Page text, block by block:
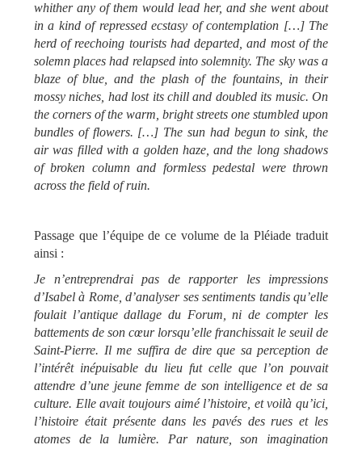
whither any of them would lead her, and she went about
in a kind of repressed ecstasy of contemplation […] The
herd of reechoing tourists had departed, and most of the
solemn places had relapsed into solemnity. The sky was a
blaze of blue, and the plash of the fountains, in their
mossy niches, had lost its chill and doubled its music. On
the corners of the warm, bright streets one stumbled upon
bundles of flowers. […] The sun had begun to sink, the
air was filled with a golden haze, and the long shadows
of broken column and formless pedestal were thrown
across the field of ruin.
Passage que l’équipe de ce volume de la Pléiade traduit
ainsi :
Je n’entreprendrai pas de rapporter les impressions
d’Isabel à Rome, d’analyser ses sentiments tandis qu’elle
foulait l’antique dallage du Forum, ni de compter les
battements de son cœur lorsqu’elle franchissait le seuil de
Saint-Pierre. Il me suffira de dire que sa perception de
l’intérêt inépuisable du lieu fut celle que l’on pouvait
attendre d’une jeune femme de son intelligence et de sa
culture. Elle avait toujours aimé l’histoire, et voilà qu’ici,
l’histoire était présente dans les pavés des rues et les
atomes de la lumière. Par nature, son imagination